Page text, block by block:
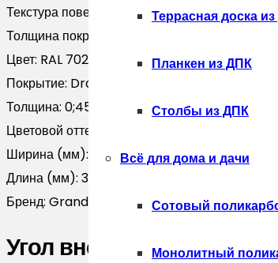
Террасная доска
Планкен из ДПК
Столбы из ДПК
Всё для дома и дачи
Сотовый
Монолитный
Текстура поверхности: Текстурированная
Толщина покрытия, мкм:
Цвет: RAL 7024
Покрытие: Drap
Толщина: 0;45
Цветовой оттенок:
Ширина (мм):
Длина (мм): 3000
Бренд: Grand Line
Угол внешний